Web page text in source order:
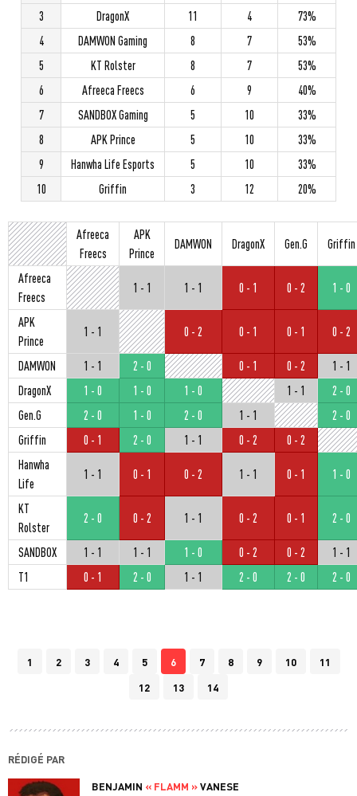
3
DragonX 11 4
73%
4
DAMWON Gaming 8 7
53%
5
KT Rolster 8 7
53%
6
Afreeca Freecs 6 9
40%
7
SANDBOX Gaming 5 10
33%
8
APK Prince 5 10
33%
9
Hanwha Life Esports 5 10
33%
10
Griffin 3 12 20%
Afreeca
Freecs
APK
Prince
DAMWON DragonX Gen.G Griffin
Afreeca
Freecs
1 - 1 1 - 1 0 - 1 0 - 2 1 - 0
APK
Prince
1 - 1 0 - 2 0 - 1 0 - 1 0 - 2
DAMWON 1 - 1 2 - 0 0 - 1 0 - 2
1 - 1
DragonX
1 - 0 1 - 0 1 - 0 1 - 1
2 - 0
Gen.G
2 - 0 1 - 0 2 - 0 1 - 1
2 - 0
Griffin
0 - 1 2 - 0 1 - 1 0 - 2
0 - 2
Hanwha
Life
1 - 1 0 - 1 0 - 2 1 - 1 0 - 1 1 - 0
KT
Rolster
2 - 0 0 - 2 1 - 1 0 - 2 0 - 1 2 - 0
SANDBOX 1 - 1 1 - 1 1 - 0 0 - 2 0 - 2
1 - 1
T1
0 - 1 2 - 0 1 - 1 2 - 0 2 - 0 2 - 0
1 2 3 4 5 6 7 8 9 10
11
12
13 14
RÉDIGÉ PAR
BENJAMIN « FLAMM »VANESE